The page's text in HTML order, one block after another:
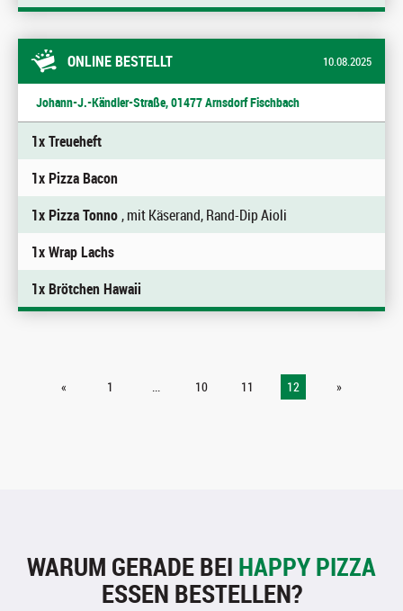
ONLINE BESTELLT 10.08.2025
Johann-J.-Kändler-Straße, 01477 Arnsdorf Fischbach
1x Treueheft
1x Pizza Bacon
1x Pizza Tonno, mit Käserand, Rand-Dip Aioli
1x Wrap Lachs
1x Brötchen Hawaii
« 1 ... 10 11 12 »
WARUM GERADE BEI HAPPY PIZZA
ESSEN BESTELLEN?